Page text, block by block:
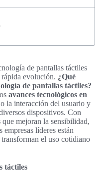
de pantallas táctiles
evolución. ¿Qué
de pantallas táctiles?
avances tecnológicos en
la interacción del usuario y
dispositivos. Con
que mejoran la sensibilidad,
líderes están
el uso cotidiano
táctiles